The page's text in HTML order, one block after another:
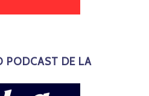
PODCAST DE LA